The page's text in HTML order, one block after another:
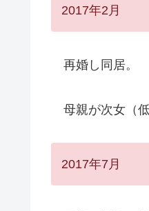
2017年2月
再婚し同居。
母親が次女（低
2017年7月